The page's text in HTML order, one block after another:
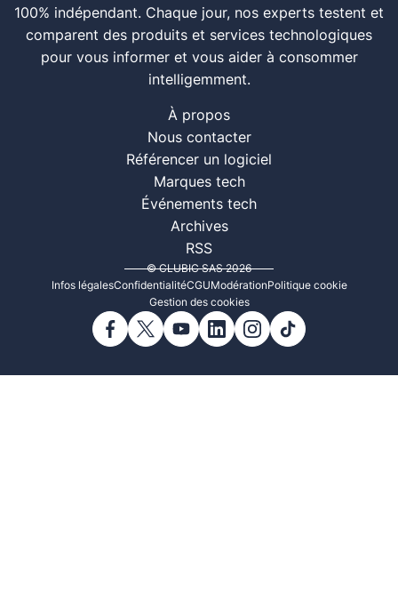
100% indépendant. Chaque jour, nos experts testent et
comparent des produits et services technologiques
pour vous informer et vous aider à consommer
intelligemment.
À propos
Nous contacter
Référencer un logiciel
Marques tech
Événements tech
Archives
RSS
© CLUBIC SAS 2026
Infos légalesConfidentialitéCGUModérationPolitique cookie
Gestion des cookies